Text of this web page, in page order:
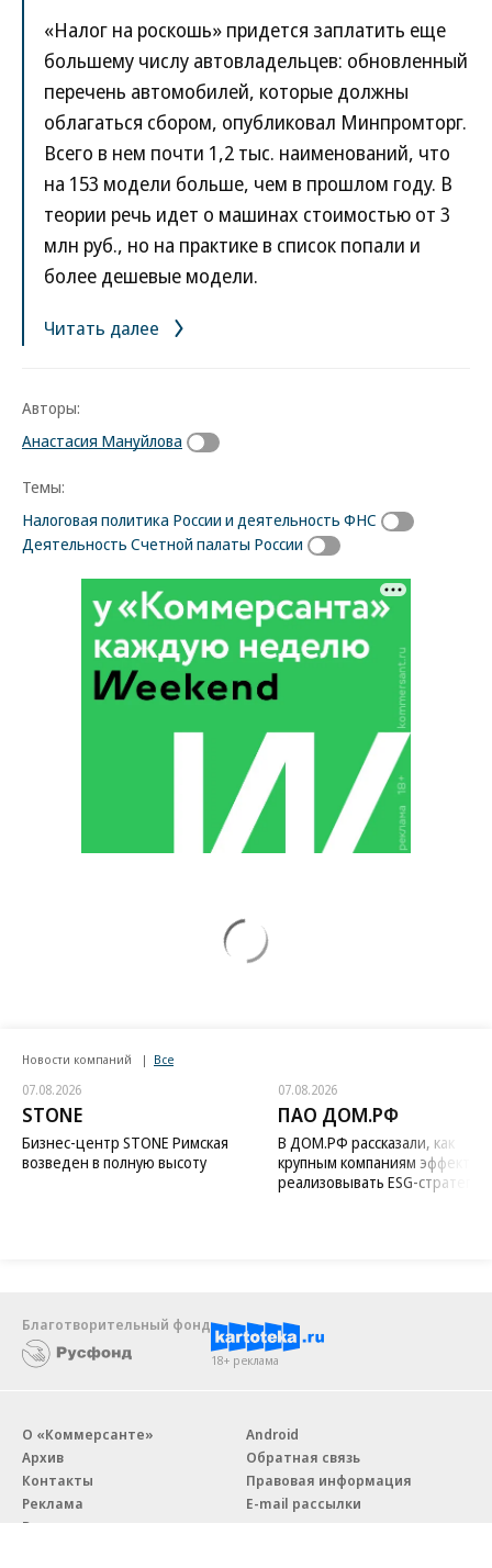
«Налог на роскошь» придется заплатить еще
большему числу автовладельцев: обновленный
перечень автомобилей, которые должны
облагаться сбором, опубликовал Минпромторг.
Всего в нем почти 1,2 тыс. наименований, что
на 153 модели больше, чем в прошлом году. В
теории речь идет о машинах стоимостью от 3
млн руб., но на практике в список попали и
более дешевые модели.
Читать далее
Авторы:
Анастасия Мануйлова
Темы:
Налоговая политика России и деятельность ФНС
Деятельность Счетной палаты России
Новости компаний Все
07.08.2026
STONE
Бизнес-центр STONE Римская
возведен в полную высоту
07.08.2026
ПАО ДОМ.РФ
В ДОМ.РФ рассказали, как
крупным компаниям
реализовывать ESG-стратегию
Благотворительный фонд
18+ реклама
О «Коммерсанте»
Архив
Контакты
Реклама
Вакансии
Android
Обратная связь
Правовая информация
E-mail рассылки